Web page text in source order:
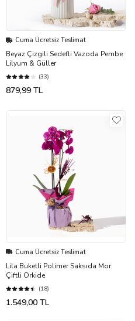
Cuma Ücretsiz Teslimat
Beyaz Çizgili Sedefli Vazoda Pembe
Lilyum & Güller
(33)
879,99 TL
Cuma Ücretsiz Teslimat
Lila Buketli Polimer Saksıda Mor
Çiftli Orkide
(18)
1.549,00 TL